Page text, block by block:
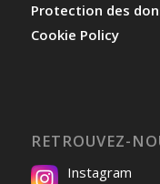
Protection des
Cookie Policy
RETROUVEZ-
Instagram